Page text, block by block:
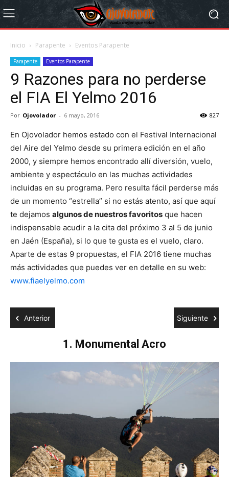
Inicio Parapente Eventos Parapente
Parapente Eventos Parapente
9 Razones para no perderse
el FIA El Yelmo 2016
Por Ojovolador - 6 mayo, 2016 827
En Ojovolador hemos estado con el Festival Internacional
del Aire del Yelmo desde su primera edición en el año
2000, y siempre hemos encontrado allí diversión, vuelo,
ambiente y espectáculo en las muchas actividades
incluidas en su programa. Pero resulta fácil perderse más
de un momento “estrella” si no estás atento, así que aquí
te dejamos algunos de nuestros favoritos que hacen
indispensable acudir a la cita del próximo 3 al 5 de junio
en Jaén (España), si lo que te gusta es el vuelo, claro.
Aparte de estas 9 propuestas, el FIA 2016 tiene muchas
más actividades que puedes ver en detalle en su web:
www.fiaelyelmo.com
Anterior Siguiente
1. Monumental Acro